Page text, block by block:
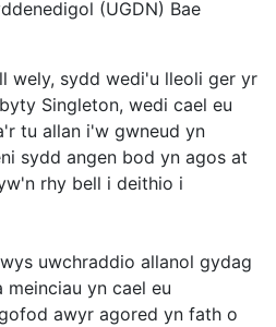
(UGDN) Bae
wely, sydd wedi'u lleoli ger yr
Singleton, wedi cael eu
tu allan i'w gwneud yn
sydd angen bod yn agos at
rhy bell i deithio i
uwchraddio allanol gydag
yn cael eu
awyr agored yn fath o